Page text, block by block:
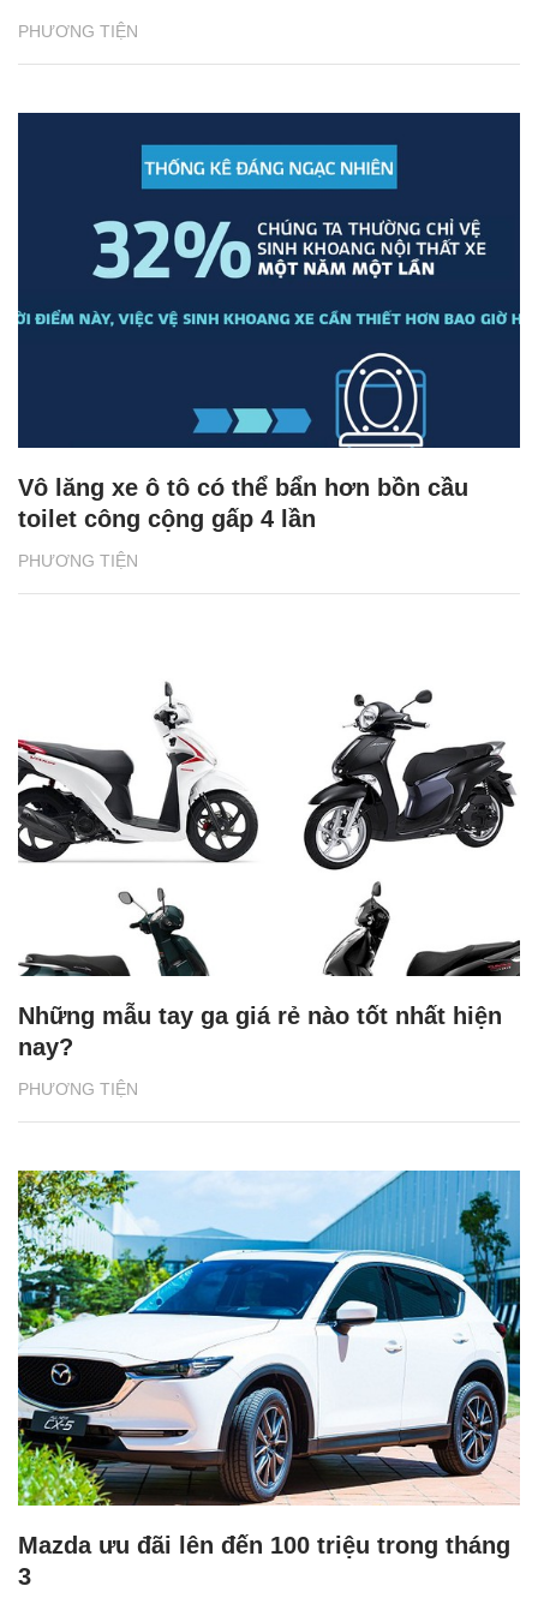
PHƯƠNG TIỆN
PHƯƠNG TIỆN
Vô lăng xe ô tô có thể bẩn hơn bồn cầu
toilet công cộng gấp 4 lần
PHƯƠNG TIỆN
Những mẫu tay ga giá rẻ nào tốt nhất hiện
nay?
Mazda ưu đãi lên đến 100 triệu trong tháng
3